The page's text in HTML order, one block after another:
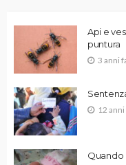
Api e
puntura
3 anni
12 anni
Quando